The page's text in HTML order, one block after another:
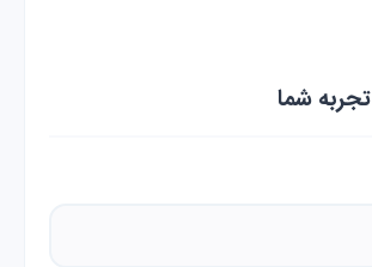
شما